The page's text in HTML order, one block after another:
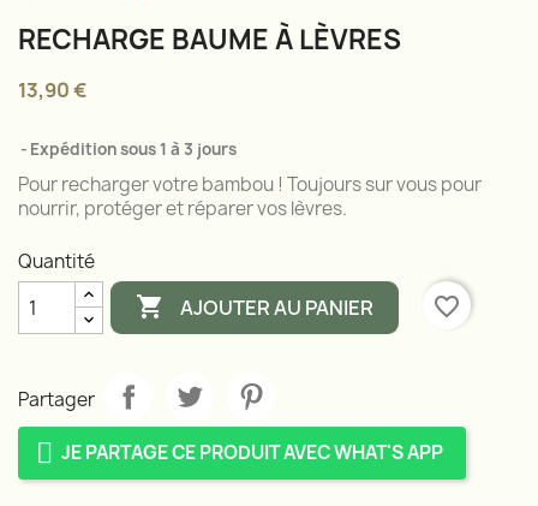
RECHARGE BAUME À LÈVRES
13,90 €
Expédition sous 1 à 3 jours
Pour recharger votre bambou ! Toujours sur vous pour
nourrir, protéger et réparer vos lèvres.
Quantité
 AJOUTER AU PANIER favorite_border
Partager
JE PARTAGE CE PRODUIT AVEC WHAT'S APP